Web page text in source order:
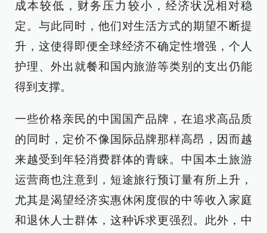
成本较低，财务压力较小，经济状况相对稳
定。与此同时，他们对生活方式的期望不断提
升，这使得即便全球经济不确定性增强，个人
护理、外出就餐和国内旅游等类别的支出仍能
得到支撑。
一些价格亲民的中国国产品牌，在追求高品质
的同时，定价不像国际品牌那样高昂，因而越
来越受到年轻消费群体的青睐。中国本土旅游
运营商也注意到，短途旅行预订量有所上升，
尤其是渴望经济实惠休闲度假的中等收入家庭
和退休人士群体，这种诉求更强烈。此外，中